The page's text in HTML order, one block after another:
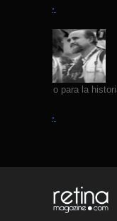
Leer más →
Yo fotografío para la
Leer más →